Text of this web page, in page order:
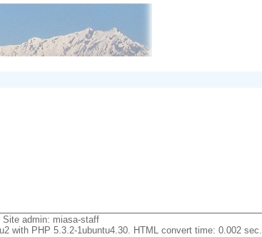
Site admin: miasa-staff
with PHP 5.3.2-1ubuntu4.30. HTML convert time: 0.002 sec.